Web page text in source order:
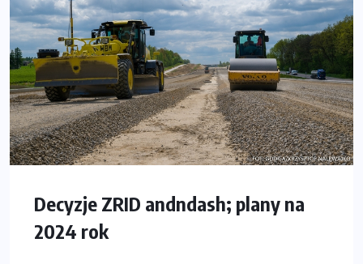
Decyzje ZRID andndash; plany na
2024 rok